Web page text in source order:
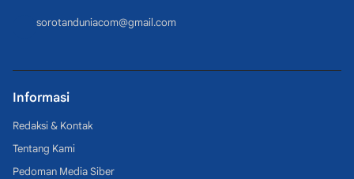
sorotanduniacom@gmail.com
Informasi
Redaksi & Kontak
Tentang Kami
Pedoman Media Siber